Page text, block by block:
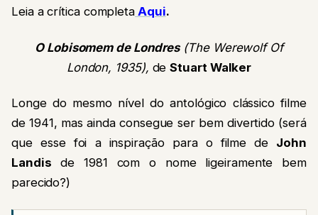
Leia a crítica completa Aqui.
O Lobisomem de Londres (The Werewolf Of
London, 1935), deStuart Walker
Longe do mesmo nível do antológico clássico filme
de 1941, mas ainda consegue ser bem divertido (será
que esse foi a inspiração para o filme de John
Landis de 1981 com o nome ligeiramente bem
parecido?)